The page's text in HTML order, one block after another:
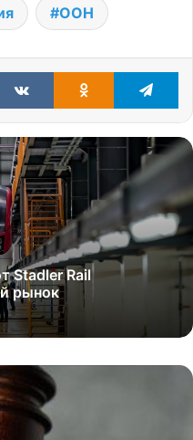
ООН
VKontakteOdnoklassniki
Stadler Rail
рынок